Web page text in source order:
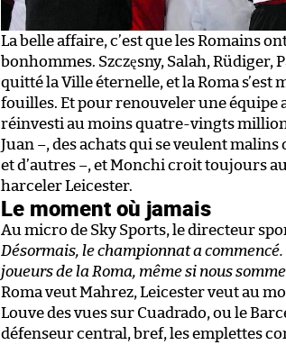
La belle affaire, c’est que les Romains
bonhommes. Szczęsny, Salah, Rüdiger,
quitté la Ville éternelle, et la Roma s’est
fouilles. Et pour renouveler une équipe
réinvesti au moins quatre-vingts
Juan –, des achats qui se veulent
et d’autres –, et Monchi croit toujours
harceler Leicester.
Le moment où jamais
Au micro de Sky Sports, le directeur
Désormais, le championnat a
joueurs de la Roma, même si nous
Roma veut Mahrez, Leicester veut au
Louve des vues sur Cuadrado, ou le
défenseur central, bref, les emplettes